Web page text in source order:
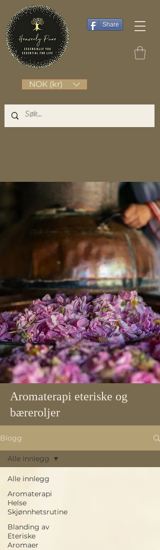
NOK (kr)
Share
Aromaterapi eteriske og
bæreroljer
Blogg
Alle innlegg
Aromaterapi
Helse
Skjønnhetsrutine
Blanding av
Eteriske
Aromaer
Alle innlegg